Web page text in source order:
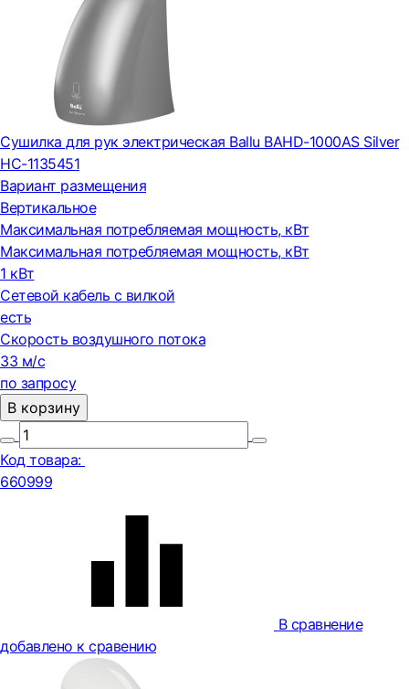
Сушилка для рук электрическая Ballu BAHD-1000AS Silver
НС-1135451
Вариант размещения
Вертикальное
Максимальная потребляемая мощность, кВт
Максимальная потребляемая мощность, кВт
1 кВт
Сетевой кабель с вилкой
есть
Скорость воздушного потока
33 м/с
по запросу
В корзину
Код товара:
660999
В сравнение
добавлено к сравению